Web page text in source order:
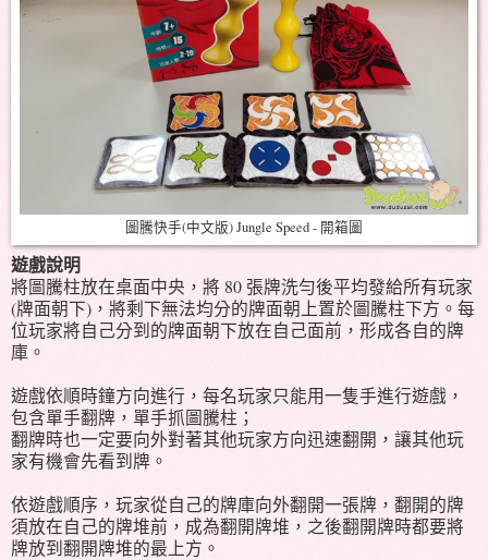
圖騰快手(中文版) Jungle Speed - 開箱圖
遊戲說明
將圖騰柱放在桌面中央，將 80 張牌洗勻後平均發給所有玩家
(牌面朝下)，將剩下無法均分的牌面朝上置於圖騰柱下方。每
位玩家將自己分到的牌面朝下放在自己面前，形成各自的牌
庫。
遊戲依順時鐘方向進行，每名玩家只能用一隻手進行遊戲，
包含單手翻牌，單手抓圖騰柱；
翻牌時也一定要向外對著其他玩家方向迅速翻開，讓其他玩
家有機會先看到牌。
依遊戲順序，玩家從自己的牌庫向外翻開一張牌，翻開的牌
須放在自己的牌堆前，成為翻開牌堆，之後翻開牌時都要將
牌放到翻開牌堆的最上方。